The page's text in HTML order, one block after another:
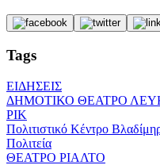
Tags
ΕΙΔΗΣΕΙΣ
ΔΗΜΟΤΙΚΟ ΘΕΑΤΡΟ
ΡΙΚ
Πολιτιστικό Κέντρο
Πολιτεία
ΘΕΑΤΡΟ ΡΙΑΛΤΟ